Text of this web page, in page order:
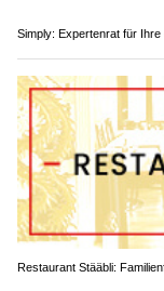
Simply: Expertenrat für
Restaurant Stääbli: